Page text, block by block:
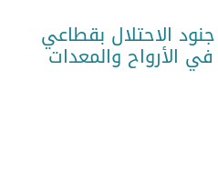
الاحتلال بقطاعي
الأرواح والمعدات